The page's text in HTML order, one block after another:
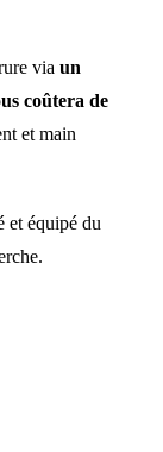
via un
coûtera de
et main
et équipé du